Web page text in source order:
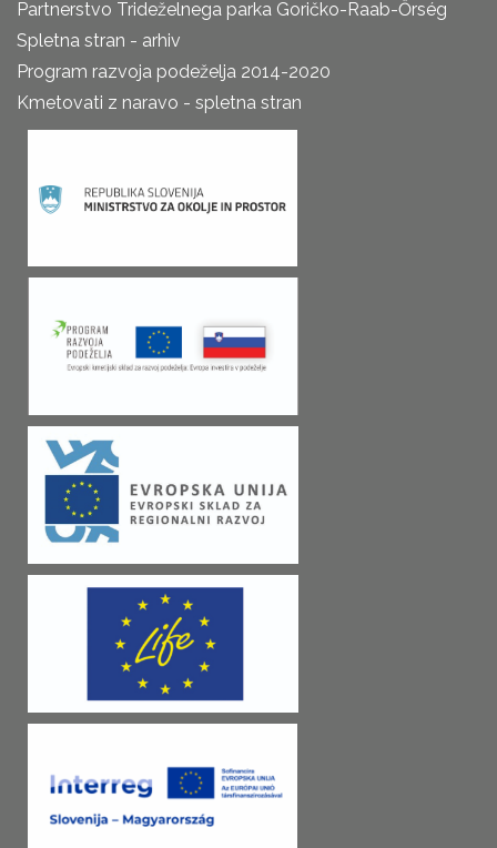
Partnerstvo Trideželnega parka Goričko-Raab-Őrség
Spletna stran - arhiv
Program razvoja podeželja 2014-2020
Kmetovati z naravo - spletna stran